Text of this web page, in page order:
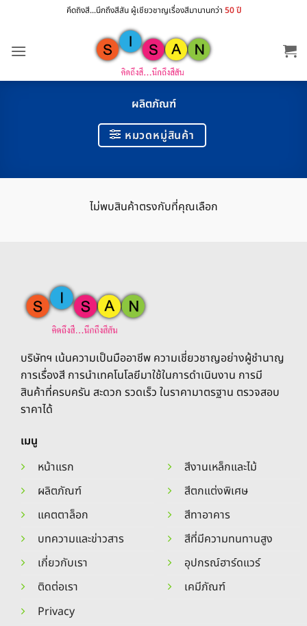
เนื้อหา
คึดถิงสี...นึกถึงสีสัน ผู้เชียวชาญเรื่องสีมานานกว่า 50 ปี
ผลิตภัณฑ์
หมวดหมู่สินค้า
ไม่พบสินค้าตรงกับที่คุณเลือก
บริษัทฯ เน้นความเป็นมืออาชีพ ความเชี่ยวชาญอย่างผู้ชำนาญ
การเรื่องสี การนำเทคโนโลยีมาใช้ในการดำเนินงาน การมี
สินค้าที่ครบครัน สะดวก รวดเร็ว ในราคามาตรฐาน ตรวจสอบ
ราคาได้
เมนู
หน้าแรก
ผลิตภัณฑ์
แคตตาล็อก
บทความและข่าวสาร
เกี่ยวกับเรา
ติดต่อเรา
สีงานเหล็กและไม้
สีตกแต่งพิเศษ
สีทาอาคาร
สีที่มีความทนทานสูง
อุปกรณ์ฮาร์ดแวร์
เคมีภัณฑ์
Privacy